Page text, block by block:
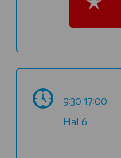
9:30-17:00
Hal 6